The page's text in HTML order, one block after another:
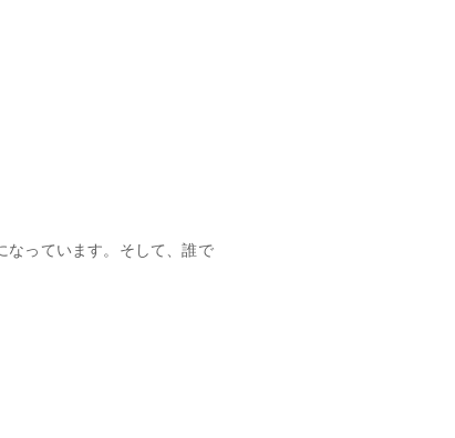
なっています。そして、誰で